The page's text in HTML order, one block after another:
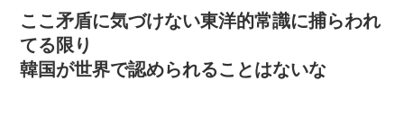
ここ矛盾に気づけない東洋的常識に捕らわれ
てる限り
韓国が世界で認められることはないな